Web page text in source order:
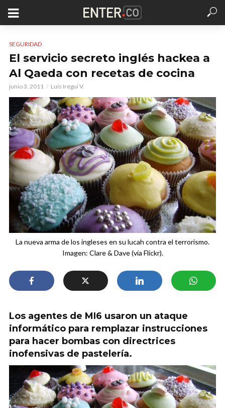
SEGURIDAD
El servicio secreto inglés hackea a
Al Qaeda con recetas de cocina
junio 3, 2011 Luis Iregui V.
La nueva arma de los ingleses en su lucah contra el terrorismo.
Imagen: Clare & Dave (vía Flickr).
Los agentes de MI6 usaron un ataque
informático para remplazar instrucciones
para hacer bombas con directrices
inofensivas de pastelería.